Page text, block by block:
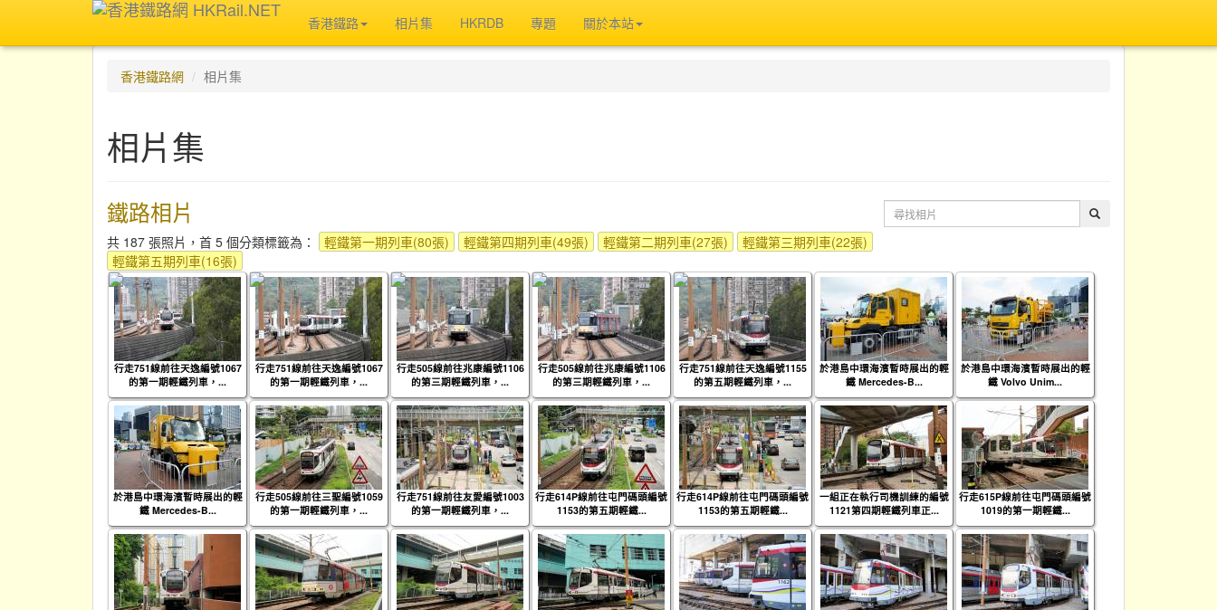
香港鐵路 相片集 HKRDB 專題 關於本站
香港鐵路網 相片集
相片集
鐵路相片
共 187 張照片，首 5 個分類標籤為： 輕鐵第一期列車(80張) 輕鐵第四期列車(49張) 輕鐵第二期列車(27張)
輕鐵第三期列車(22張)
輕鐵第五期列車(16張)
行走751線前往天逸編號1067
的第一期輕鐵列車，...
行走751線前往天逸編號1067
的第一期輕鐵列車，...
行走505線前往兆康編號1106
的第三期輕鐵列車，...
行走505線前往兆康編號1106
的第三期輕鐵列車，...
行走751線前往天逸編號1155
的第五期輕鐵列車，...
於港島中環海濱暫時展出的輕
鐵 Mercedes-B...
於港島中環海濱暫時展出的輕
鐵 Volvo Unim...
於港島中環海濱暫時展出的輕
鐵 Mercedes-B...
行走505線前往三聖編號1059
的第一期輕鐵列車，...
行走751線前往友愛編號1003
的第一期輕鐵列車，...
行走614P線前往屯門碼頭編號
1153的第五期輕鐵...
行走614P線前往屯門碼頭編號
1153的第五期輕鐵...
一組正在執行司機訓練的編號
1121第四期輕鐵列車正...
行走615P線前往屯門碼頭編號
1019的第一期輕鐵...